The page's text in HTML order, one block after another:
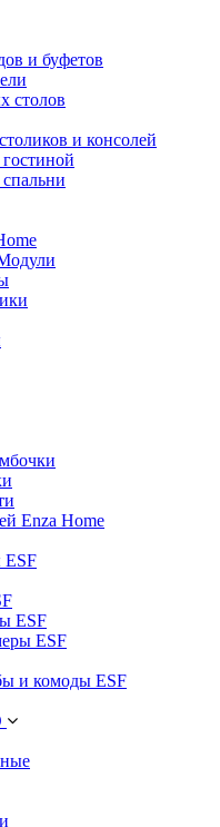
и буфетов
столов
и консолей
Enza Home
ESF
ESF
ESF
и комоды ESF